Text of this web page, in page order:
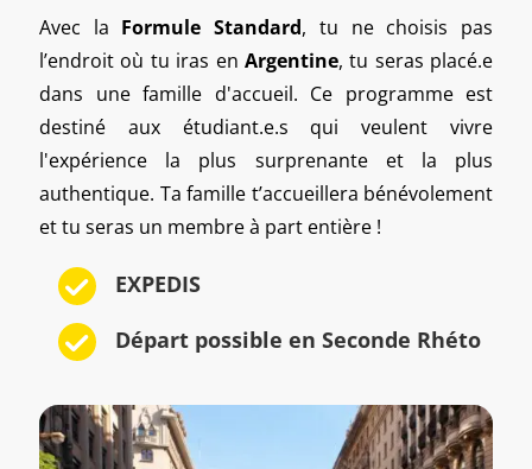
Avec la Formule Standard, tu ne choisis pas
l’endroit où tu iras en Argentine, tu seras placé.e
dans une famille d'accueil. Ce programme est
destiné aux étudiant.e.s qui veulent vivre
l'expérience la plus surprenante et la plus
authentique. Ta famille t’accueillera bénévolement
et tu seras un membre à part entière !
EXPEDIS
Départ possible en Seconde Rhéto